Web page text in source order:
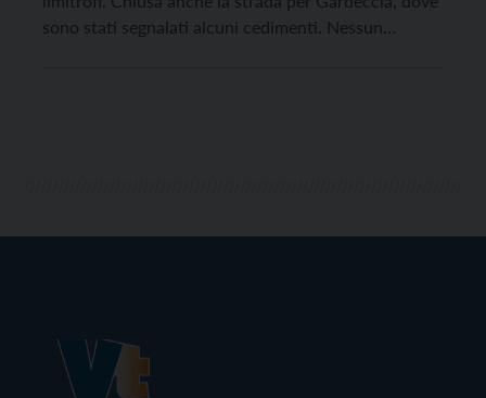
sono stati segnalati alcuni cedimenti. Nessun